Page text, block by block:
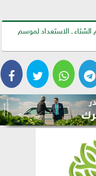
ـ الاستعداد لموسم